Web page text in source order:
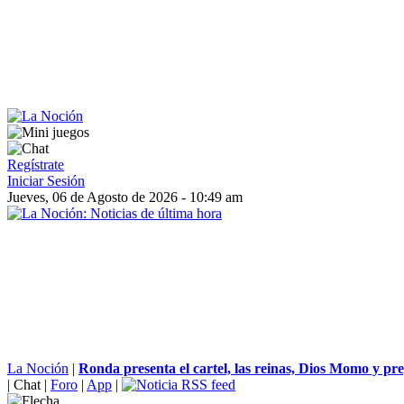
Regístrate
Iniciar Sesión
Jueves, 06 de Agosto de 2026 - 10:49 am
La Noción | Ronda presenta el cartel, las reinas, Dios Momo y
| Chat | Foro | App |